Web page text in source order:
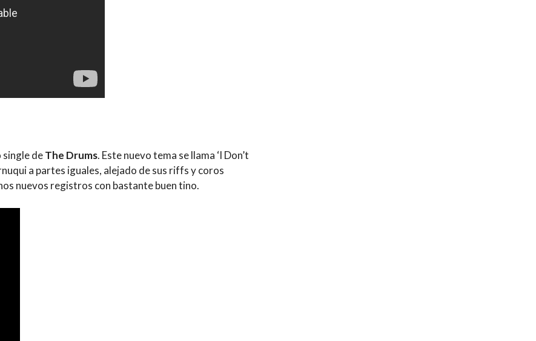
single deThe Drums. Este nuevo tema se llama ‘I Don’t
a partes iguales, alejado de sus riffs y coros
nuevos registros con bastante buen tino.